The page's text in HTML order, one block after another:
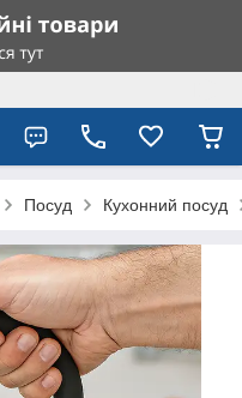
Посуд Кухонний посуд